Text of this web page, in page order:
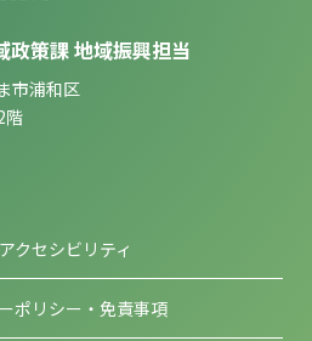
策課 地域振興担当
市浦和区
階
クセシビリティ
ポリシー・免責事項